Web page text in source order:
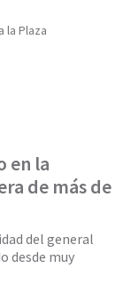
la Plaza
en la
de más de
del general
desde muy